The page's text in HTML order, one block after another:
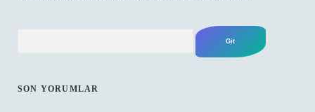
SON YORUMLAR